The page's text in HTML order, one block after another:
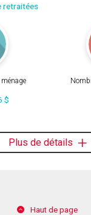
retraitées
$
Plus de détails
Haut de page